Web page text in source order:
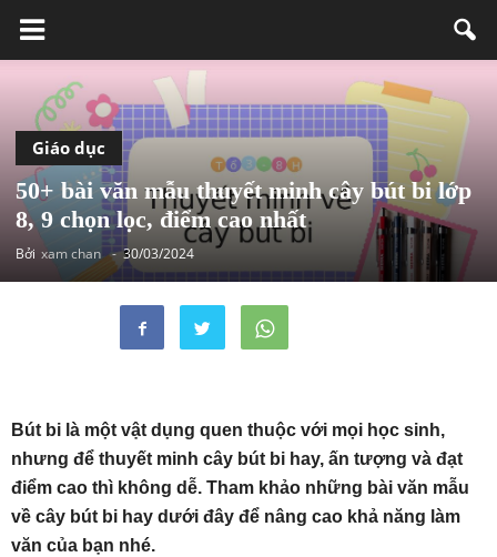
Giáo dục
50+ bài văn mẫu thuyết minh cây bút bi lớp
8, 9 chọn lọc, điểm cao nhất
Bởi xam chan - 30/03/2024
Bút bi là một vật dụng quen thuộc với mọi học sinh,
nhưng để thuyết minh cây bút bi hay, ấn tượng và đạt
điểm cao thì không dễ. Tham khảo những bài văn mẫu
về cây bút bi hay dưới đây để nâng cao khả năng làm
văn của bạn nhé.